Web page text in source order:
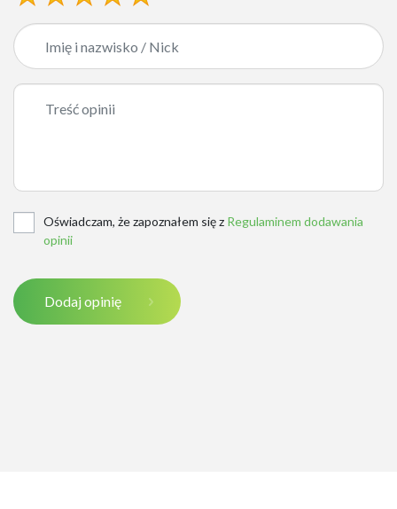
Oświadczam, że zapoznałem się z Regulaminem dodawania
opinii
Dodaj opinię